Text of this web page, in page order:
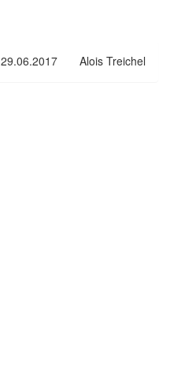
29.06.2017 Alois Treichel